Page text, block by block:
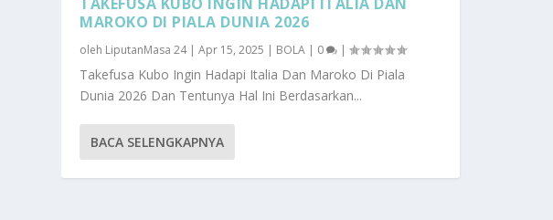
MAROKO DI PIALA DUNIA 2026
oleh LiputanMasa 24|Apr 15, 2025 | BOLA | 0 |
Takefusa Kubo Ingin Hadapi Italia Dan Maroko Di Piala
Dunia 2026 Dan Tentunya Hal Ini Berdasarkan...
BACA SELENGKAPNYA